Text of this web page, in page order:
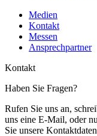
Medien
Kontakt
Messen
Ansprechpartner
Kontakt
Haben Sie Fragen?
Rufen Sie uns an,
uns eine E-Mail, oder
Sie unsere